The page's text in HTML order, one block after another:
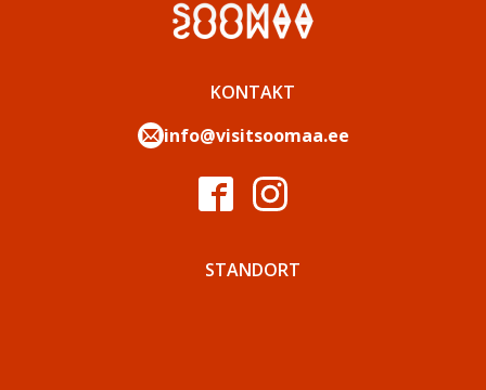
KONTAKT
info@visitsoomaa.ee
STANDORT